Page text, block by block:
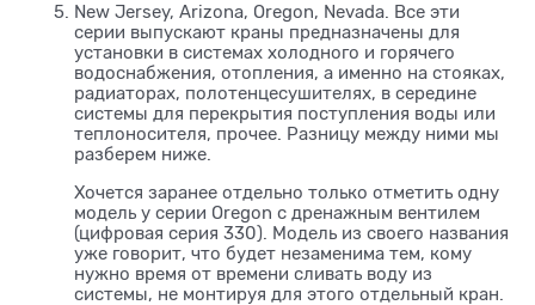
New Jersey, Arizona, Oregon, Nevada. Все эти
серии выпускают краны предназначены для
установки в системах холодного и горячего
водоснабжения, отопления, а именно на стояках,
радиаторах, полотенцесушителях, в середине
системы для перекрытия поступления воды или
теплоносителя, прочее. Разницу между ними мы
разберем ниже.
Хочется заранее отдельно только отметить одну
модель у серии Oregon с дренажным вентилем
(цифровая серия 330). Модель из своего названия
уже говорит, что будет незаменима тем, кому
нужно время от времени сливать воду из
системы, не монтируя для этого отдельный кран.